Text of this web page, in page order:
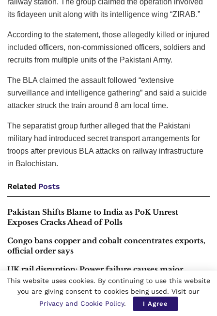
railway station. The group claimed the operation involved
its fidayeen unit along with its intelligence wing “ZIRAB.”
According to the statement, those allegedly killed or injured
included officers, non-commissioned officers, soldiers and
recruits from multiple units of the Pakistani Army.
The BLA claimed the assault followed “extensive
surveillance and intelligence gathering” and said a suicide
attacker struck the train around 8 am local time.
The separatist group further alleged that the Pakistani
military had introduced secret transport arrangements for
troops after previous BLA attacks on railway infrastructure
in Balochistan.
Related Posts
Pakistan Shifts Blame to India as PoK Unrest
Exposes Cracks Ahead of Polls
Congo bans copper and cobalt concentrates exports,
official order says
UK rail disruption: Power failure causes major
delays across Midlands, North-West England
This website uses cookies. By continuing to use this website
you are giving consent to cookies being used. Visit our
Privacy and Cookie Policy. I Agree